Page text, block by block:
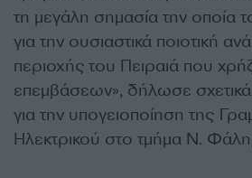
τη μεγάλη σημασία την οποία
για την ουσιαστικά ποιοτική
περιοχής του Πειραιά που
επεμβάσεων», δήλωσε
για την υπογειοποίηση της
Ηλεκτρικού στο τμήμα Ν.